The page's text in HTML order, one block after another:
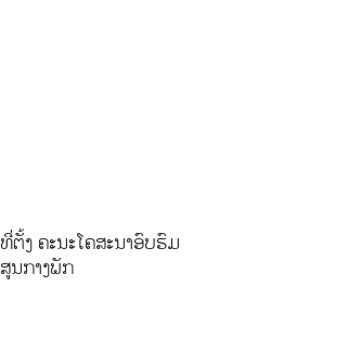
ທີ່ຕັ້ງ ຄະນະໂຄສະນາອົບຮົມ
ສູນກາງພັກ